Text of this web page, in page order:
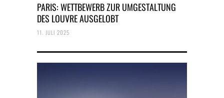
PARIS: WETTBEWERB ZUR UMGESTALTUNG
DES LOUVRE AUSGELOBT
11. JULI 2025